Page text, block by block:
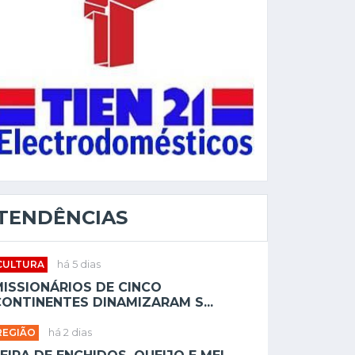
há 5 dias
DE CINCO
DINAMIZARAM S...
há 2 dias